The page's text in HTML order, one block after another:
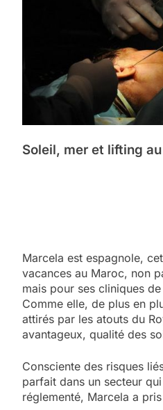
Soleil, mer et lifting au
Marcela est espagnole,
vacances au Maroc, non
mais pour ses cliniques
Comme elle, de plus en
attirés par les atouts du
avantageux, qualité des
Consciente des risques
parfait dans un secteur
réglementé, Marcela a